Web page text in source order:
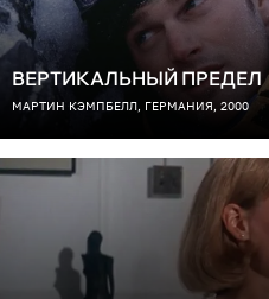
ВЕРТИКАЛЬНЫЙ ПРЕДЕЛ
МАРТИН КЭМПБЕЛЛ, ГЕРМАНИЯ, 2000